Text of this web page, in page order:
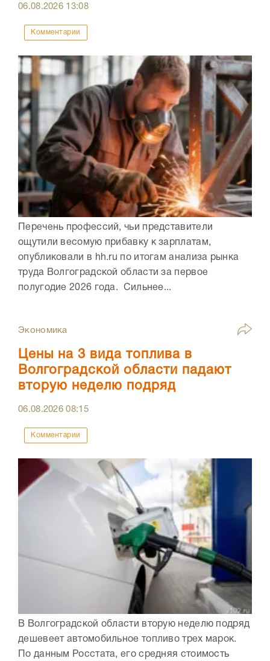
06.08.2026 13:08
Комментарии
Перечень профессий, чьи представители
ощутили весомую прибавку к зарплатам,
опубликовали в hh.ru по итогам анализа рынка
труда Волгоградской области за первое
полугодие 2026 года. Сильнее...
Экономика
Цены на 3 вида топлива в
Волгоградской области падают
вторую неделю подряд
06.08.202608:15
Комментарии
В Волгоградской области вторую неделю подряд
дешевеет автомобильное топливо трех марок.
По данным Росстата, его средняя стоимость